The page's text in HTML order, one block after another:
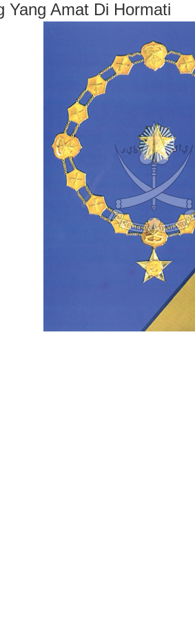
Yang Amat Di Hormati